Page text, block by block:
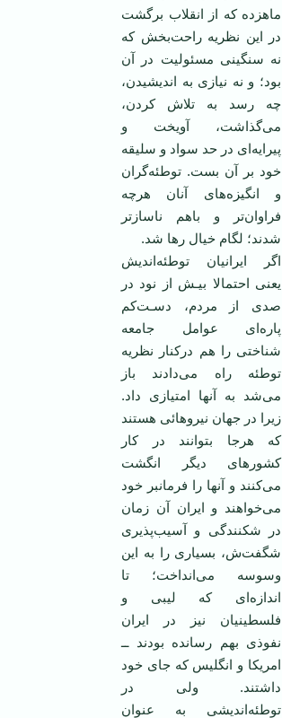
ماهزده كه از انقلاب برگشت
در این نظریه راحت‌بخش كه
نه سنگینی ‏مسئولیت در آن
بود؛ و نه نیازی به اندیشیدن،
چه رسد به تلاش كردن،
می‌گذاشت، آویخت و
پیرایه‌ای در ‏حد سواد و سلیقه
خود بر آن بست. توطئه‌گران
و انگیزه‌های آنان هرچه
فراوان‌تر و باهم ناسازتر
شدند؛ ‏لگام خیال رها شد.
اگر ایرانیان توطئه‌اندیش
یعنی احتمالا بیـش از نود در
صدی از مردم، دسـت‌كم
پاره‌ای عوامل جامعه
‏شناختی را هم دركنار نظریه
توطئه راه می‌دادند باز
می‌شد به آنها امتیازی داد.
زیرا در جهان نیروهائی ‏هستند
كه هرجا بتوانند در كار
كشورهای دیگر انگشت
می‌كنند و آنها را فرمانبر خود
می‌خواهند و ایران ‏آن زمان
در شكنندگی و آسیب‌پذیری
شگفت‌ش، بسیاری را به این
وسوسه می‌انداخت؛ تا
اندازه‌ای كه لیبی ‏و
فلسطینیان نیز در ایران
نفوذی بهم رسانده بودند ــ
امریكا و انگلیس كه جای خود
داشتند. ولی در
توطئه‌اندیشی به عنوان